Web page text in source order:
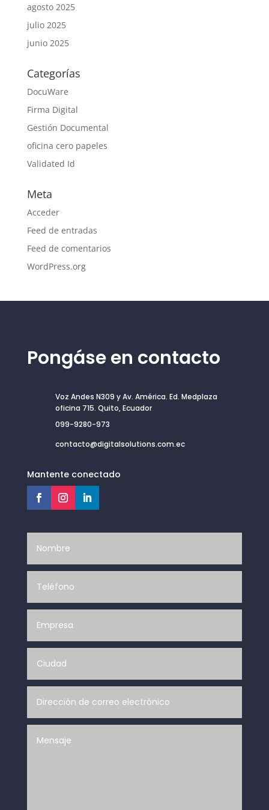
agosto 2025
julio 2025
junio 2025
Categorías
DocuWare
Firma Digital
Gestión Documental
oficina cero papeles
Validated Id
Meta
Acceder
Feed de entradas
Feed de comentarios
WordPress.org
Pongáse en contacto
Voz Andes N309 y Av. América. Ed. Medplaza
oficina 715. Quito, Ecuador
099-9280-973
contacto@digitalsolutions.com.ec
Mantente conectado